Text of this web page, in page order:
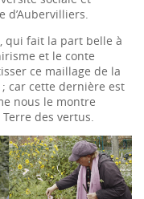
d’Aubervilliers.
qui fait la part belle à
et le conte
ce maillage de la
car cette dernière est
nous le montre
des vertus.